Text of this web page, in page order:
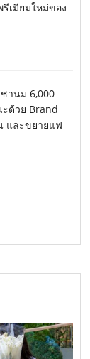
เมียมใหม่ของ
านม 6,000
ะด้วย Brand
และขยายแฟ